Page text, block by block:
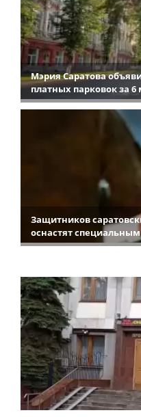
Мэрия Саратова
платных парковок за
Защитников
оснастят